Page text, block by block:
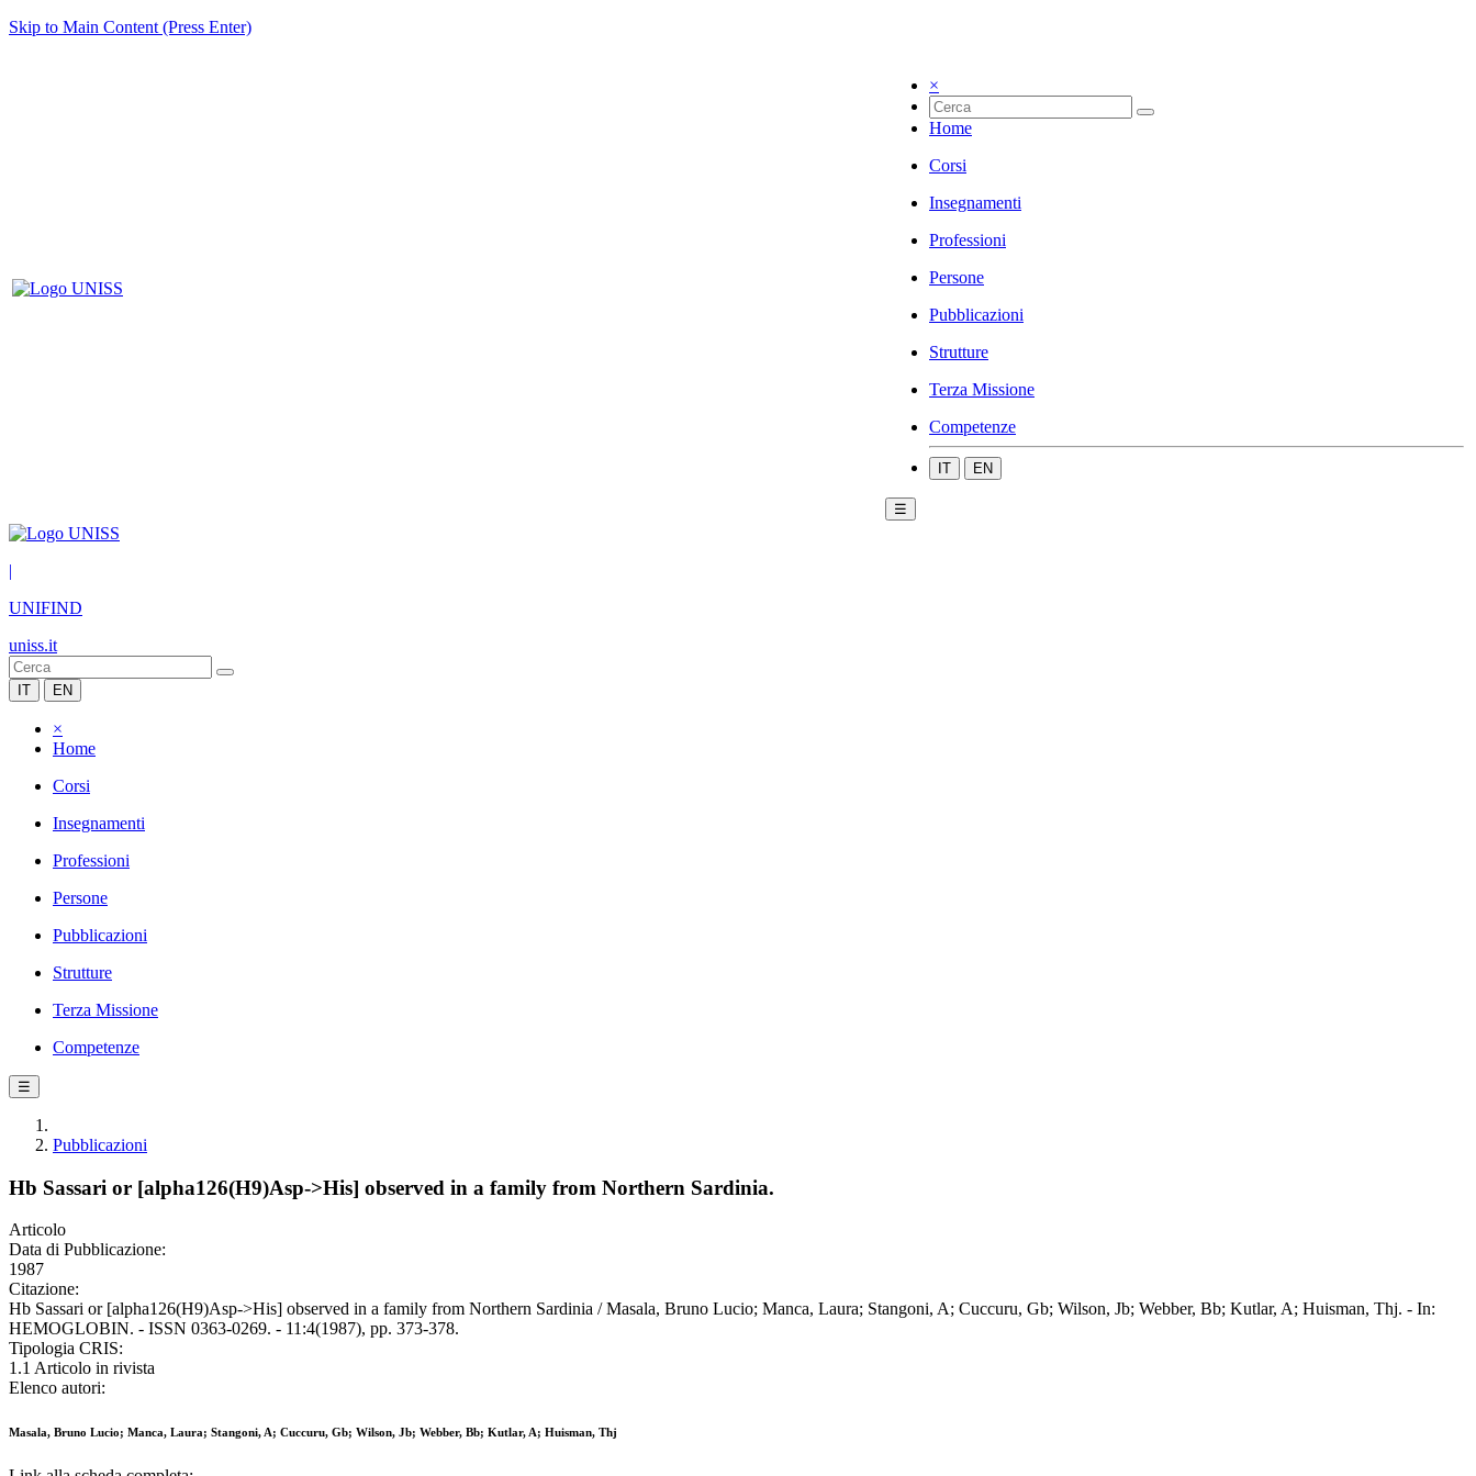
Skip to Main Content (Press Enter)
×
Home
Corsi
Insegnamenti
Professioni
Persone
Pubblicazioni
Strutture
Terza Missione
Competenze
IT EN
☰
|
UNIFIND
uniss.it
IT EN
×
Home
Corsi
Insegnamenti
Professioni
Persone
Pubblicazioni
Strutture
Terza Missione
Competenze
☰
Pubblicazioni
Hb Sassari or [alpha126(H9)Asp->His] observed in a family from Northern Sardinia.
Articolo
Data di Pubblicazione:
1987
Citazione:
Hb Sassari or [alpha126(H9)Asp->His] observed in a family from Northern Sardinia / Masala, Bruno Lucio; Manca, Laura; Stangoni, A; Cuccuru, Gb; Wilson, Jb; Webber, Bb; Kutlar, A; Huisman, Thj. - In:
HEMOGLOBIN. - ISSN 0363-0269. - 11:4(1987), pp. 373-378.
Tipologia CRIS:
1.1 Articolo in rivista
Elenco autori:
Masala, Bruno Lucio; Manca, Laura; Stangoni, A; Cuccuru, Gb; Wilson, Jb; Webber, Bb; Kutlar, A; Huisman, Thj